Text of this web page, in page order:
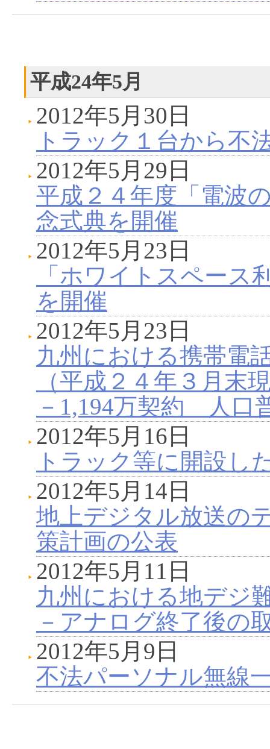
平成24年5月
2012年5月30日
トラック１台から不
2012年5月29日
平成２４年度「電波
念式典を開催
2012年5月23日
「ホワイトスペース
を開催
2012年5月23日
九州における携帯電
（平成２４年３月末
－1,194万契約 人口
2012年5月16日
トラック等に開設し
2012年5月14日
地上デジタル放送の
策計画の公表
2012年5月11日
九州における地デジ
－アナログ終了後の
2012年5月9日
不法パーソナル無線